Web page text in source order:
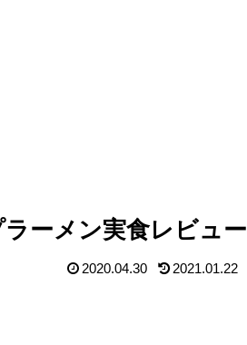
ーメン実食レビュー
2020.04.30 2021.01.22